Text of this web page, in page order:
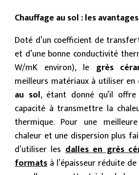
Chauffage au sol : les
Doté d’un coefficient de
et d’une bonne conductivité
W/mK environ), le grès
meilleurs matériaux à utiliser en
au sol, étant donné qu’il
capacité à transmettre la
thermique. Pour une
chaleur et une dispersion plus
d’utiliser lesdalles en grès
formats à l’épaisseur réduite